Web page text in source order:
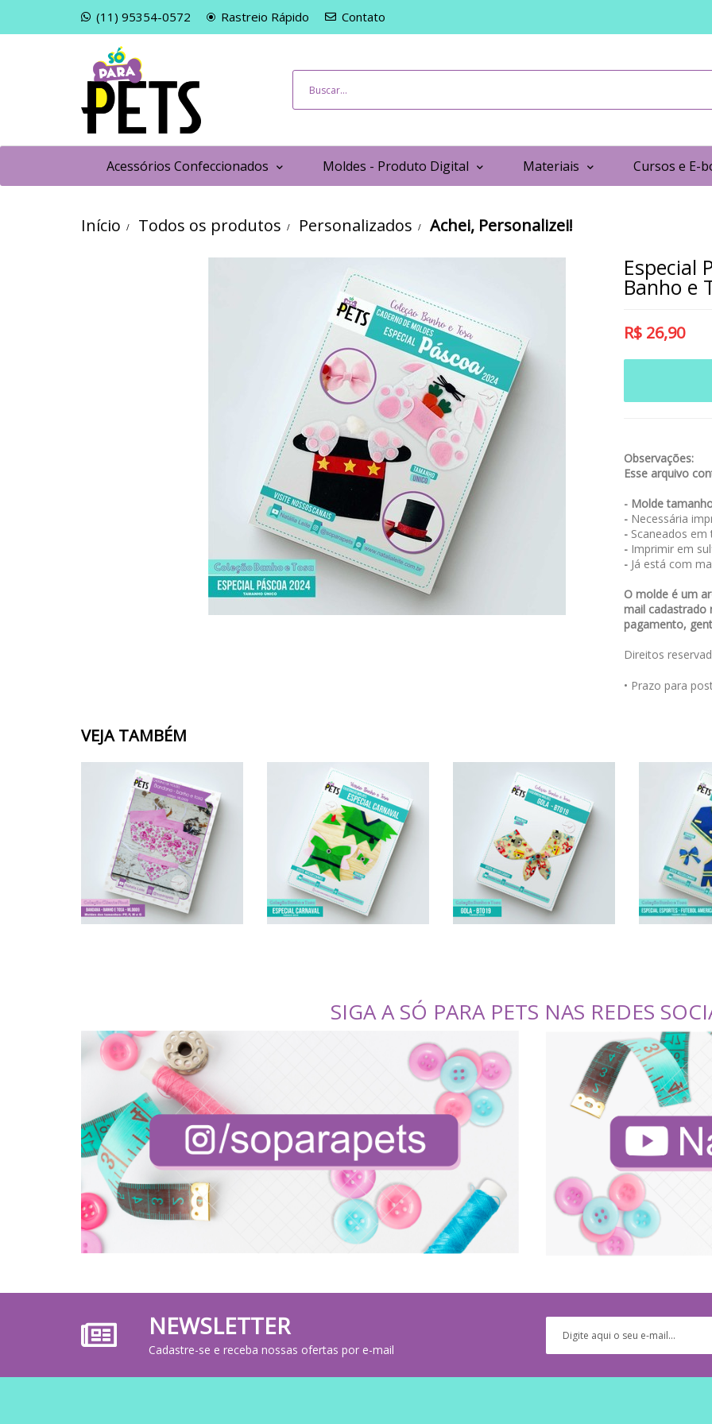
(11) 95354-0572 Rastreio Rápido Contato
Acessórios Confeccionados Moldes - Produto Digital Materiais Cursos e E-
Início Todos os produtos Personalizados Achei, Personalizei!
Especial
Banho e
R$ 26,90
Observações:
Esse arquivo
- Molde
-Necessária
-Scaneados em
- Imprimir em
- Já está com
O molde é um
mail cadastrado
pagamento,
Direitos
• Prazo para
VEJA TAMBÉM
SIGA A SÓ PARA PETS NAS REDES
NEWSLETTER
Cadastre-se e receba nossas ofertas por e-mail